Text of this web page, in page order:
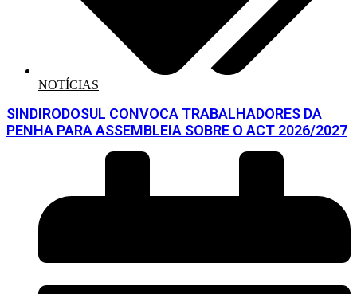
NOTÍCIAS
SINDIRODOSUL CONVOCA TRABALHADORES DA
PENHA PARA ASSEMBLEIA SOBRE O ACT 2026/2027